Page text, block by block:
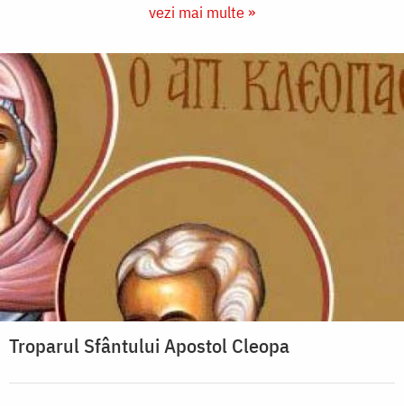
vezi mai multe »
Troparul Sfântului Apostol Cleopa